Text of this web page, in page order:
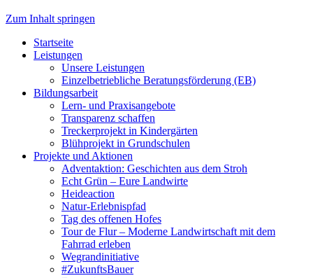
Zum Inhalt springen
Startseite
Leistungen
Unsere Leistungen
Einzelbetriebliche Beratungsförderung (EB)
Bildungsarbeit
Lern- und Praxisangebote
Transparenz schaffen
Treckerprojekt in Kindergärten
Blühprojekt in Grundschulen
Projekte und Aktionen
Adventaktion: Geschichten aus dem Stroh
Echt Grün – Eure Landwirte
Heideaction
Natur-Erlebnispfad
Tag des offenen Hofes
Tour de Flur – Moderne Landwirtschaft mit dem
Fahrrad erleben
Wegrandinitiative
#ZukunftsBauer